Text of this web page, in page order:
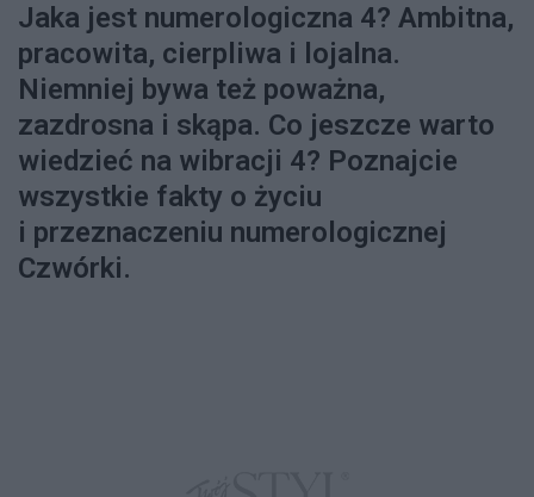
Jaka jest numerologiczna 4? Ambitna,
pracowita, cierpliwa i lojalna.
Niemniej bywa też poważna,
zazdrosna i skąpa. Co jeszcze warto
wiedzieć na wibracji 4? Poznajcie
wszystkie fakty o życiu
i przeznaczeniu numerologicznej
Czwórki.